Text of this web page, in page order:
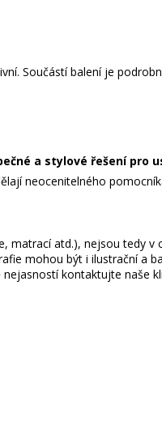
Součástí balení je
a stylové řešení pro
neocenitelného
atd.), nejsou tedy v
mohou být i ilustrační a
kontaktujte naše